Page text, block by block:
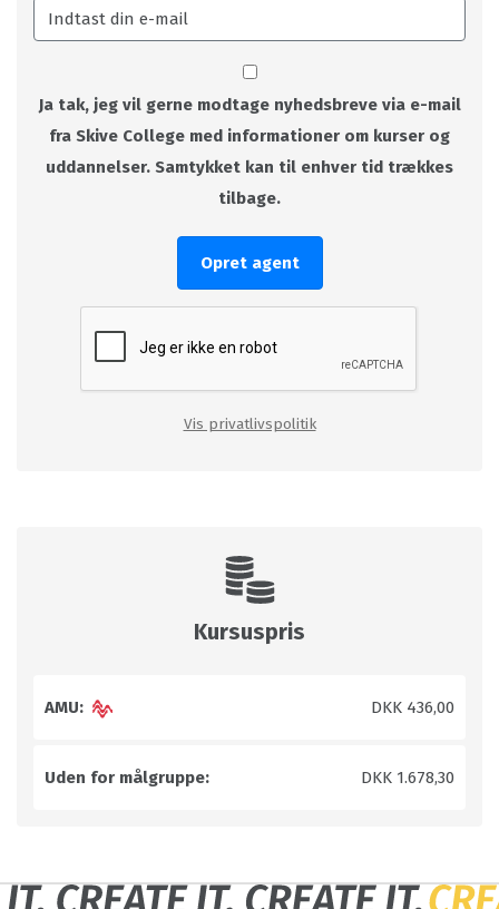
Ja tak, jeg vil gerne modtage nyhedsbreve via e-mail
fra Skive College med informationer om kurser og
uddannelser. Samtykket kan til enhver tid trækkes
tilbage.
Opret agent
Vis privatlivspolitik
Kursuspris
AMU: DKK 436,00
Uden for målgruppe: DKK 1.678,30